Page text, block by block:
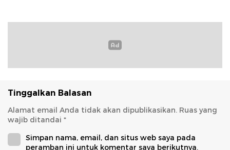
Tinggalkan Balasan
Alamat email Anda tidak akan dipublikasikan. Ruas yang
wajib ditandai *
Simpan nama, email, dan situs web saya pada
peramban ini untuk komentar saya berikutnya.